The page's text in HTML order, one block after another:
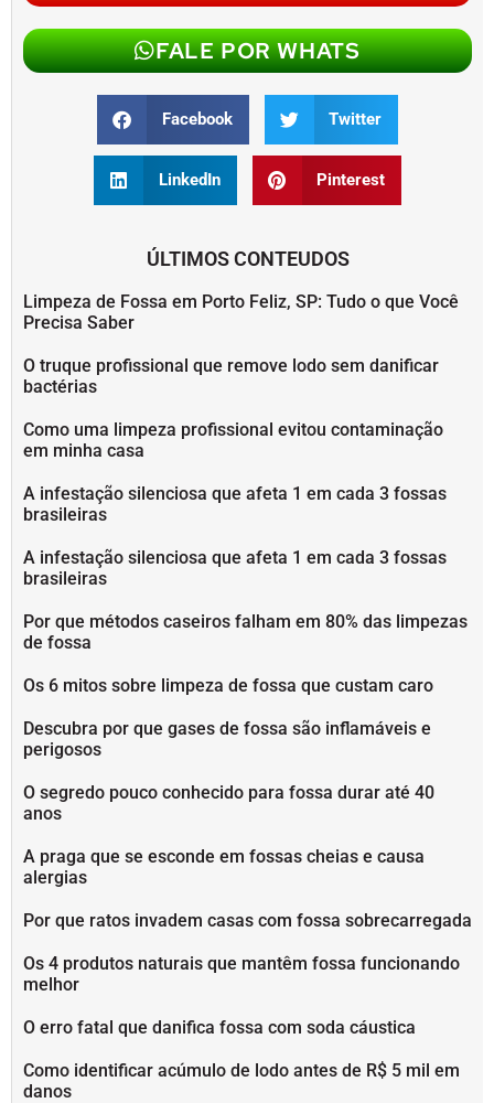
FALE POR WHATS
Facebook Twitter
LinkedIn Pinterest
ÚLTIMOS CONTEUDOS
Limpeza de Fossa em Porto Feliz, SP: Tudo o que Você
Precisa Saber
O truque profissional que remove lodo sem danificar
bactérias
Como uma limpeza profissional evitou contaminação
em minha casa
A infestação silenciosa que afeta 1 em cada 3 fossas
brasileiras
A infestação silenciosa que afeta 1 em cada 3 fossas
brasileiras
Por que métodos caseiros falham em 80% das limpezas
de fossa
Os 6 mitos sobre limpeza de fossa que custam caro
Descubra por que gases de fossa são inflamáveis e
perigosos
O segredo pouco conhecido para fossa durar até 40
anos
A praga que se esconde em fossas cheias e causa
alergias
Por que ratos invadem casas com fossa sobrecarregada
Os 4 produtos naturais que mantêm fossa funcionando
melhor
O erro fatal que danifica fossa com soda cáustica
Como identificar acúmulo de lodo antes de R$ 5 mil em
danos